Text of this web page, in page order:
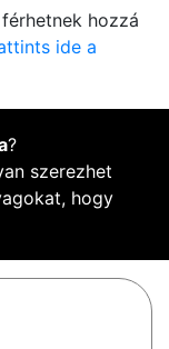
hozzá
ide a
?
szerezhet
hogy